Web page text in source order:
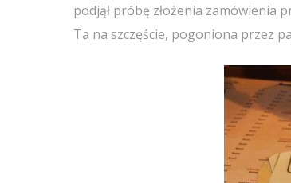
podjął próbę złożenia zamówienia
Ta na szczęście, pogoniona przez